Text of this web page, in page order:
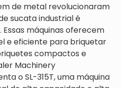
de metal revolucionaram
sucata industrial é
máquinas oferecem
e eficiente para briquetar
compactos e
Machinery
o SL-315T, uma máquina